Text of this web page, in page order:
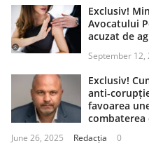
Exclusiv!
Avocatului
acuzat de
September 12,
Exclusiv!
anti-
favoarea
June 26, 2025 Redacția 0